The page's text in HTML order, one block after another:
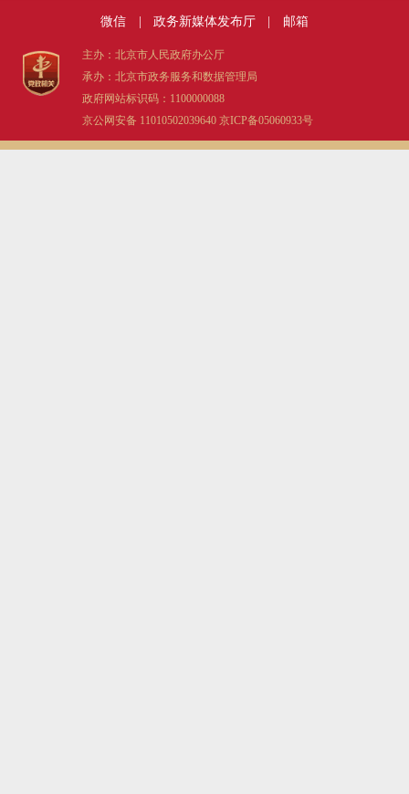
微信 政务新媒体发布厅 邮箱
主办：北京市人民政府办公厅
承办：北京市政务服务和数据管理局
政府网站标识码：1100000088
京公网安备 11010502039640 京ICP备05060933号